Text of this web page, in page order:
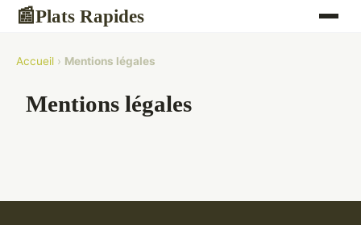
📰Plats Rapides
Accueil › Mentions légales
Mentions légales